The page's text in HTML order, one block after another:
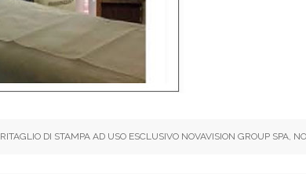
RITAGLIO DI STAMPA AD USO ESCLUSIVO NOVAVISION GROUP SPA,